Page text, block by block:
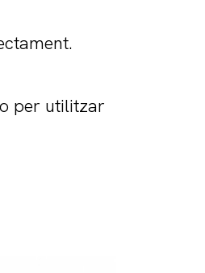
per utilitzar